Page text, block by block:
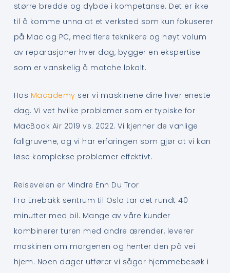
større bredde og dybde i kompetanse. Det er ikke
til å komme unna at et verksted som kun fokuserer
på Mac og PC, med flere teknikere og høyt volum
av reparasjoner hver dag, bygger en ekspertise
som er vanskelig å matche lokalt.
Hos Macademy ser vi maskinene dine hver eneste
dag. Vi vet hvilke problemer som er typiske for
MacBook Air 2019 vs. 2022. Vi kjenner de vanlige
fallgruvene, og vi har erfaringen som gjør at vi kan
løse komplekse problemer effektivt.
Reiseveien er Mindre Enn Du Tror
Fra Enebakk sentrum til Oslo tar det rundt 40
minutter med bil. Mange av våre kunder
kombinerer turen med andre ærender, leverer
maskinen om morgenen og henter den på vei
hjem. Noen dager utfører vi sågar hjemmebesøk i